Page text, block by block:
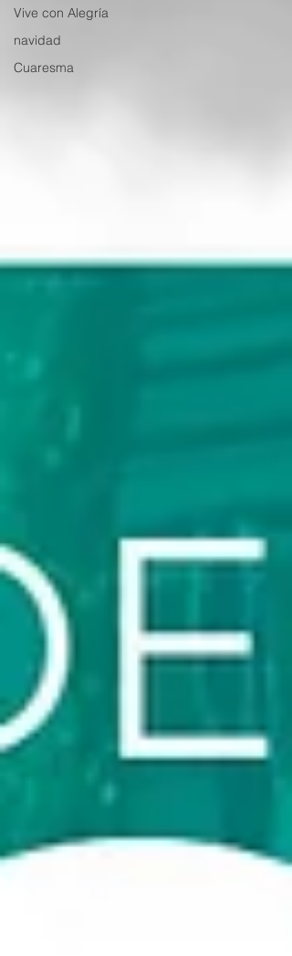
Vive con Alegría
navidad
Cuaresma